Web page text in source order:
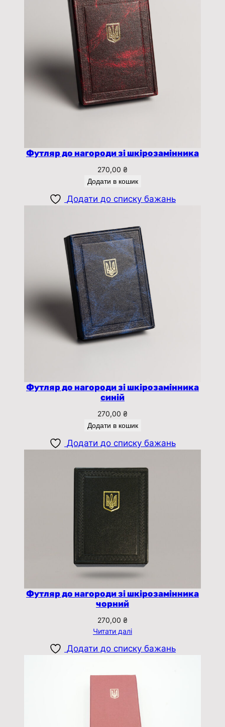
Футляр до нагороди зі шкірозамінника
270,00 ₴
Додати в кошик
Додати до списку бажань
Футляр до нагороди зі шкірозамінника
синій
270,00 ₴
Додати в кошик
Додати до списку бажань
Футляр до нагороди зі шкірозамінника
чорний
270,00 ₴
Читати далі
Додати до списку бажань